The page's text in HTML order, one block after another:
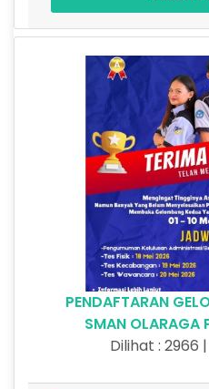
PENDAFTARAN
SMAN
Dilihat : 2966